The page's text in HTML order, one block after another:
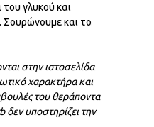
γλυκού και
Σουρώνουμε και το
στην ιστοσελίδα
χαρακτήρα και
του θεράποντα
δεν υποστηρίζει την